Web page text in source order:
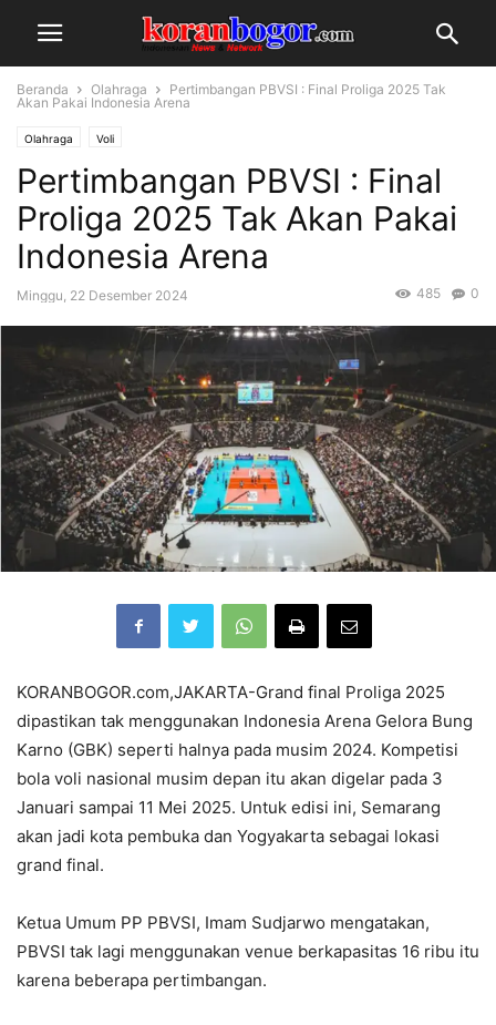
Beranda Olahraga
Pertimbangan PBVSI : Final Proliga 2025 Tak
Akan Pakai Indonesia Arena
Olahraga Voli
Pertimbangan PBVSI : Final
Proliga 2025 Tak Akan Pakai
Indonesia Arena
Minggu, 22 Desember 2024 0
485
KORANBOGOR.com,JAKARTA-Grand final Proliga 2025
dipastikan tak menggunakan Indonesia Arena Gelora Bung
Karno (GBK) seperti halnya pada musim 2024. Kompetisi
bola voli nasional musim depan itu akan digelar pada 3
Januari sampai 11 Mei 2025. Untuk edisi ini, Semarang
akan jadi kota pembuka dan Yogyakarta sebagai lokasi
grand final.
Ketua Umum PP PBVSI, Imam Sudjarwo mengatakan,
PBVSI tak lagi menggunakan venue berkapasitas 16 ribu itu
karena beberapa pertimbangan.